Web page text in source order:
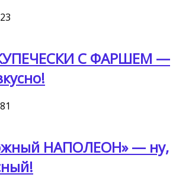
С ФАРШЕМ —
НАПОЛЕОН» — ну,